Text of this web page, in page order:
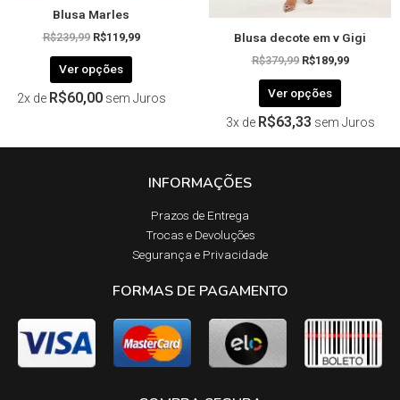
Blusa Marles
R$239,99 R$119,99
Ver opções
produto
2x de R$60,00 sem Juros
Blusa decote em v Gigi
R$379,99 R$189,99
Ver opções
do
produto
3x de R$63,33 sem Juros
INFORMAÇÕES
Prazos de Entrega​
Trocas e Devoluções​
Segurança e Privacidade
FORMAS DE PAGAMENTO